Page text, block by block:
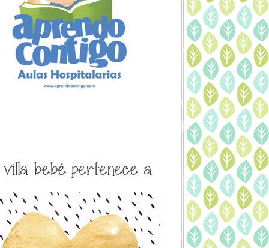
bebé pertenece a